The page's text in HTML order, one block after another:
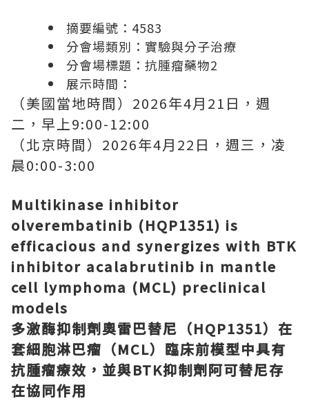
摘要編號： 4583
分會場類別：實驗與分子治療
分會場標題：抗腫瘤藥物2
展示時間：
（美國當地時間） 2026年4月 21 日，週
二，早上9:00-12:00
（北京時間） 2026年4月 22 日，週三，凌
晨0:00-3:00
Multikinase inhibitor
olverembatinib (HQP1351) is
efficacious and synergizes with BTK
inhibitor acalabrutinib in mantle
cell lymphoma (MCL) preclinical
models
多激酶抑制劑奧雷巴替尼（HQP1351）在
套細胞淋巴瘤（MCL）臨床前模型中具有
抗腫瘤療效，並與BTK抑制劑阿可替尼存
在協同作用